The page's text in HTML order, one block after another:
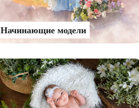
Начинающие модели